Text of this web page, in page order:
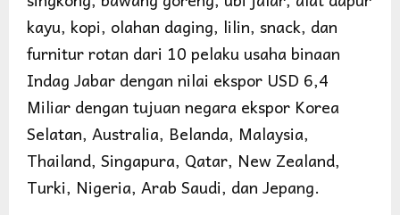
kayu, kopi, olahan daging, lilin, snack, dan
furnitur rotan dari 10 pelaku usaha binaan
Indag Jabar dengan nilai ekspor USD 6,4
Miliar dengan tujuan negara ekspor Korea
Selatan, Australia, Belanda, Malaysia,
Thailand, Singapura, Qatar, New Zealand,
Turki, Nigeria, Arab Saudi, dan Jepang.